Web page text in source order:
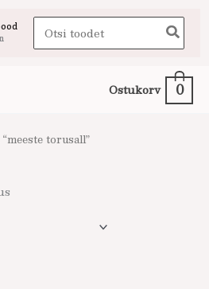
Search
for:
Ostukorv 0
torusall”